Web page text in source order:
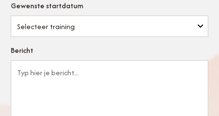
Gewenste startdatum
Bericht